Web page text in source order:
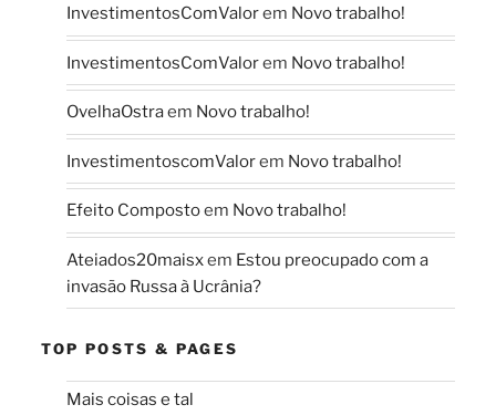
InvestimentosComValorem Novo trabalho!
InvestimentosComValorem Novo trabalho!
OvelhaOstraem Novo trabalho!
InvestimentoscomValorem Novo trabalho!
Efeito Compostoem Novo trabalho!
Ateiados20maisxem Estou preocupado com a
invasão Russa à Ucrânia?
TOP POSTS & PAGES
Mais coisas e tal